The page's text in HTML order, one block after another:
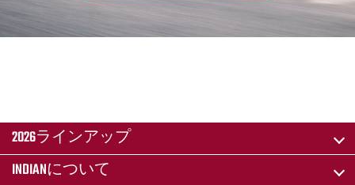
2026ラインアップ
INDIANについて